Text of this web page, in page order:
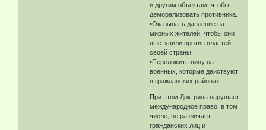
и другим объектам, чтобы
деморализовать противника.
▪️Оказывать давление на
мирных жителей, чтобы они
выступили против властей
своей страны.
▪️Переложить вину на
военных, которые действуют
в гражданских районах.
При этом Доктрина нарушает
международное право, в том
числе, не различает
гражданских лиц и